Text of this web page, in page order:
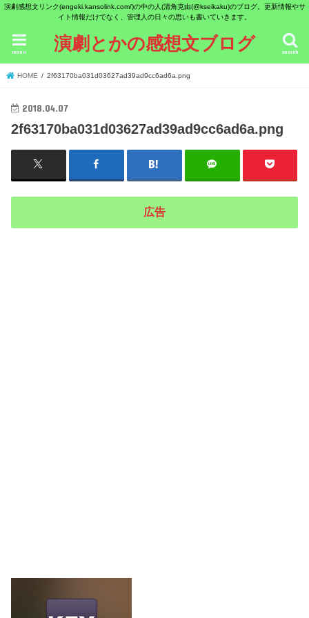
演劇感想文リンク(engeki.kansolink.com/)の中の人(清角克由(@kseikaku)のブログ。更新情報やサ
イト情報だけでなく、管理人の日々の思いも書いていきます。
演劇とかの感想文ブログ search
menu
HOME 2f63170ba031d03627ad39ad9cc6ad6a.png
2018.04.07
2f63170ba031d03627ad39ad9cc6ad6a.png
広告